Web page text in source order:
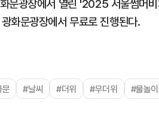
문광장에서 열린 '2025 서울썸머
화문광장에서 무료로 진행된다.
#날씨 #더위 #무더위 #물놀이